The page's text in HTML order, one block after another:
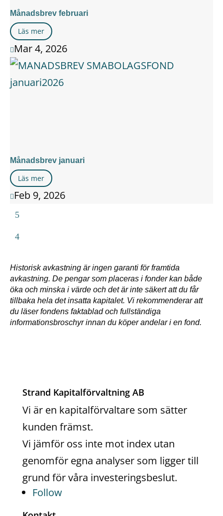
Månadsbrev februari
Läs mer
 Mar 4, 2026
Månadsbrev januari
Läs mer
 Feb 9, 2026
Historisk avkastning är ingen garanti för framtida
avkastning. De pengar som placeras i fonder kan både
öka och minska i värde och det är inte säkert att du får
tillbaka hela det insatta kapitalet. Vi rekommenderar att
du läser fondens faktablad och fullständiga
informationsbroschyr innan du köper andelar i en fond.
Strand Kapitalförvaltning AB
Vi är en kapitalförvaltare som sätter
kunden främst.
Vi jämför oss inte mot index utan
genomför egna analyser som ligger till
grund för våra investeringsbeslut.
Follow